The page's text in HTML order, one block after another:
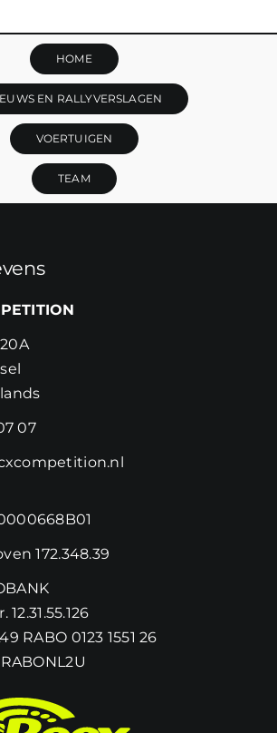
HOME
EN RALLYVERSLAGEN
VOERTUIGEN
TEAM
07
172.348.39
RABO 0123 1551 26